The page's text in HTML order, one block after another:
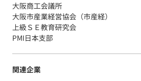
大阪商工会議所
大阪市産業経営協会（市産経）
上級ＳＥ教育研究会
PMI日本支部
関連企業